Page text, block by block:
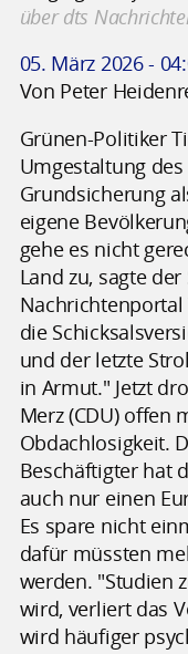
über dts
05. März 2026 -
Von Peter
Grünen-Politiker
Umgestaltung
Grundsicherung
eigene
gehe es nicht
Land zu, sagte
Nachrichtenportal
die
und der letzte
in Armut." Jetzt
Merz (CDU) offen
Obdachlosigkeit.
Beschäftigter hat
auch nur einen
Es spare nicht
dafür müssten
werden. "Studien
wird, verliert das
wird häufiger